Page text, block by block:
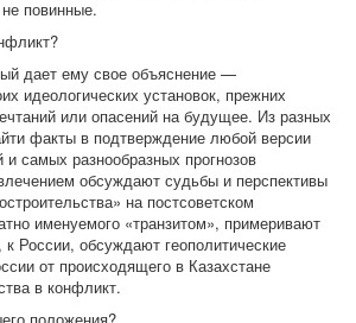
повинные.
дает ему свое объяснение —
идеологических установок, прежних
или опасений на будущее. Из разных
факты в подтверждение любой версии
и самых разнообразных прогнозов
обсуждают судьбы и перспективы
на постсоветском
именуемого «транзитом», примеривают
России, обсуждают геополитические
от происходящего в Казахстане
в конфликт.